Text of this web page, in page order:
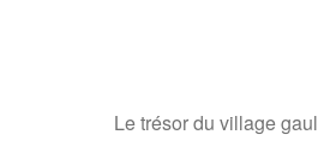
Le trésor du village